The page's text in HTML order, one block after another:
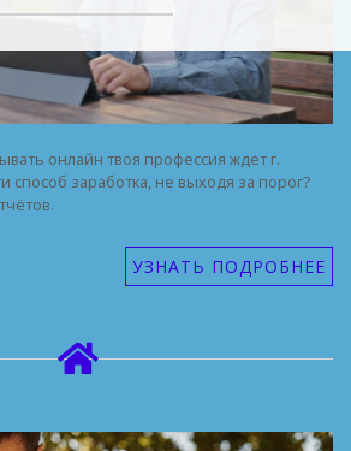
онлайн твоя профессия ждет г.
способ заработка, не выходя за порог?
УЗНАТЬ ПОДРОБНЕЕ